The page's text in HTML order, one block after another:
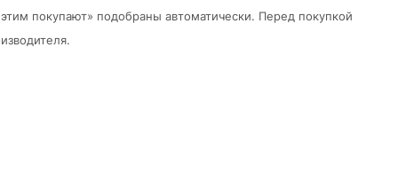
покупают» подобраны автоматически. Перед покупкой